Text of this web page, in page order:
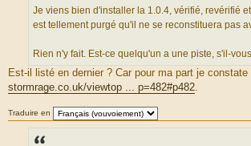
e
d
m
s
s
g
e
Je viens bien d'installer la 1.0.4, vérifié, revérifié
est tellement purgé qu'il ne se reconstituera pas
Rien n'y fait. Est-ce quelqu'un a une piste, s'il-
Est-il listé en dernier ? Car pour ma part je constate
stormrage.co.uk/viewtop ... p=482#p482.
Traduire en